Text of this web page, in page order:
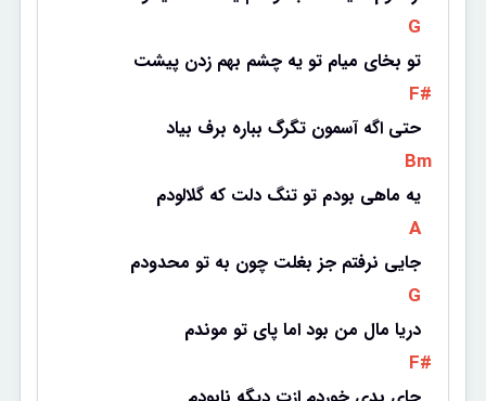
G
تو بخای میام تو یه چشم بهم زدن پیشت
F#
حتی اگه آسمون تگرگ بباره برف بیاد
Bm
یه ماهی بودم تو تنگ دلت که گلالودم
A
جایی نرفتم جز بغلت چون به تو محدودم
G
دریا مال من بود اما پای تو موندم
F#